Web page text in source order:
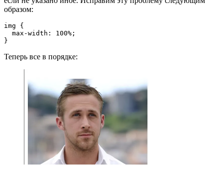
образом:
img {
  max-width: 100%;
}
Теперь все в порядке: